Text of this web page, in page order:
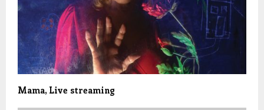
Mama, Live streaming